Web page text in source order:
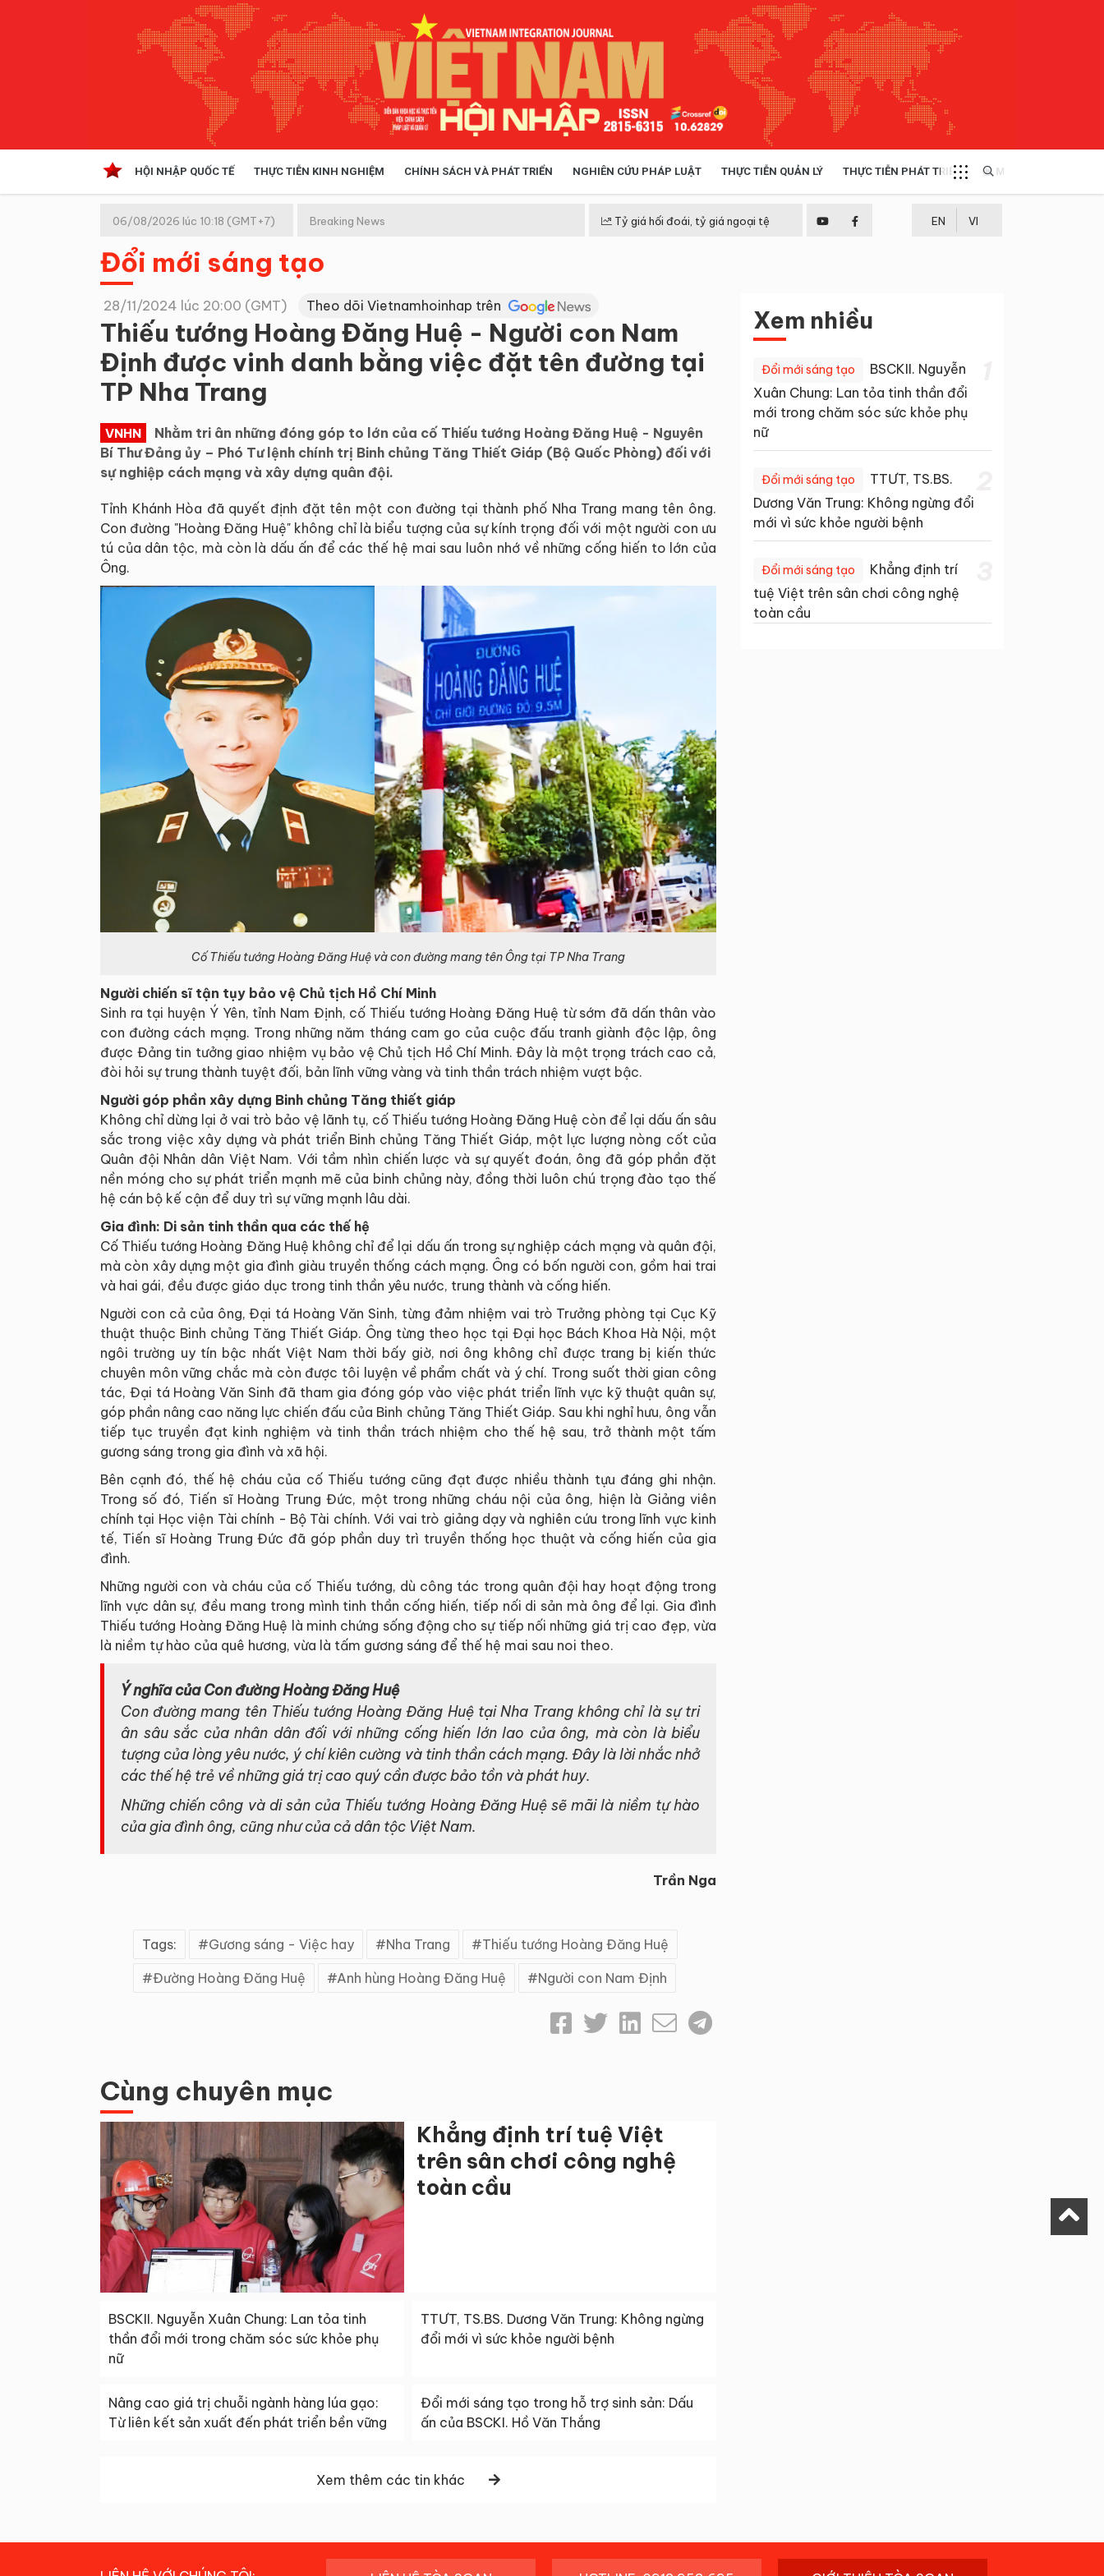
HỘI NHẬP QUỐC TẾ THỰC TIỄN KINH NGHIỆM CHÍNH SÁCH VÀ PHÁT TRIỂN NGHIÊN CỨU PHÁP LUẬT THỰC TIỄN QUẢN LÝ THỰC TIỄN PHÁT TRIỂN MULTIMEDIA
Kinh tế hội nhập
Doanh nghiệp
06/08/2026 lúc 10:18 (GMT+7) Breaking News Tỷ giá hối đoái, tỷ giá ngoại tệ EN VI
Đổi mới sáng tạo
28/11/2024 lúc 20:00 (GMT) Theo dõi Vietnamhoinhap trên
Thiếu tướng Hoàng Đăng Huệ - Người con Nam
Định được vinh danh bằng việc đặt tên đường tại
TP Nha Trang
VNHN
Nhằm tri ân những đóng góp to lớn của cố Thiếu tướng Hoàng Đăng Huệ - Nguyên
Bí Thư Đảng ủy – Phó Tư lệnh chính trị Binh chủng Tăng Thiết Giáp (Bộ Quốc Phòng) đối với
sự nghiệp cách mạng và xây dựng quân đội.
Tỉnh Khánh Hòa đã quyết định đặt tên một con đường tại thành phố Nha Trang mang tên ông.
Con đường "Hoàng Đăng Huệ" không chỉ là biểu tượng của sự kính trọng đối với một người con ưu
tú của dân tộc, mà còn là dấu ấn để các thế hệ mai sau luôn nhớ về những cống hiến to lớn của
Ông.
Cố Thiếu tướng Hoàng Đăng Huệ và con đường mang tên Ông tại TP Nha Trang
Người chiến sĩ tận tụy bảo vệ Chủ tịch Hồ Chí Minh
Sinh ra tại huyện Ý Yên, tỉnh Nam Định, cố Thiếu tướng Hoàng Đăng Huệ từ sớm đã dấn thân vào
con đường cách mạng. Trong những năm tháng cam go của cuộc đấu tranh giành độc lập, ông
được Đảng tin tưởng giao nhiệm vụ bảo vệ Chủ tịch Hồ Chí Minh. Đây là một trọng trách cao cả,
đòi hỏi sự trung thành tuyệt đối, bản lĩnh vững vàng và tinh thần trách nhiệm vượt bậc.
Người góp phần xây dựng Binh chủng Tăng thiết giáp
Không chỉ dừng lại ở vai trò bảo vệ lãnh tụ, cố Thiếu tướng Hoàng Đăng Huệ còn để lại dấu ấn sâu
sắc trong việc xây dựng và phát triển Binh chủng Tăng Thiết Giáp, một lực lượng nòng cốt của
Quân đội Nhân dân Việt Nam. Với tầm nhìn chiến lược và sự quyết đoán, ông đã góp phần đặt
nền móng cho sự phát triển mạnh mẽ của binh chủng này, đồng thời luôn chú trọng đào tạo thế
hệ cán bộ kế cận để duy trì sự vững mạnh lâu dài.
Gia đình: Di sản tinh thần qua các thế hệ
Cố Thiếu tướng Hoàng Đăng Huệ không chỉ để lại dấu ấn trong sự nghiệp cách mạng và quân đội,
mà còn xây dựng một gia đình giàu truyền thống cách mạng. Ông có bốn người con, gồm hai trai
và hai gái, đều được giáo dục trong tinh thần yêu nước, trung thành và cống hiến.
Người con cả của ông, Đại tá Hoàng Văn Sinh, từng đảm nhiệm vai trò Trưởng phòng tại Cục Kỹ
thuật thuộc Binh chủng Tăng Thiết Giáp. Ông từng theo học tại Đại học Bách Khoa Hà Nội, một
ngôi trường uy tín bậc nhất Việt Nam thời bấy giờ, nơi ông không chỉ được trang bị kiến thức
chuyên môn vững chắc mà còn được tôi luyện về phẩm chất và ý chí. Trong suốt thời gian công
tác, Đại tá Hoàng Văn Sinh đã tham gia đóng góp vào việc phát triển lĩnh vực kỹ thuật quân sự,
góp phần nâng cao năng lực chiến đấu của Binh chủng Tăng Thiết Giáp. Sau khi nghỉ hưu, ông vẫn
tiếp tục truyền đạt kinh nghiệm và tinh thần trách nhiệm cho thế hệ sau, trở thành một tấm
gương sáng trong gia đình và xã hội.
Bên cạnh đó, thế hệ cháu của cố Thiếu tướng cũng đạt được nhiều thành tựu đáng ghi nhận.
Trong số đó, Tiến sĩ Hoàng Trung Đức, một trong những cháu nội của ông, hiện là Giảng viên
chính tại Học viện Tài chính - Bộ Tài chính. Với vai trò giảng dạy và nghiên cứu trong lĩnh vực kinh
tế, Tiến sĩ Hoàng Trung Đức đã góp phần duy trì truyền thống học thuật và cống hiến của gia
đình.
Những người con và cháu của cố Thiếu tướng, dù công tác trong quân đội hay hoạt động trong
lĩnh vực dân sự, đều mang trong mình tinh thần cống hiến, tiếp nối di sản mà ông để lại. Gia đình
Thiếu tướng Hoàng Đăng Huệ là minh chứng sống động cho sự tiếp nối những giá trị cao đẹp, vừa
là niềm tự hào của quê hương, vừa là tấm gương sáng để thế hệ mai sau noi theo.
Ý nghĩa của Con đường Hoàng Đăng Huệ
Con đường mang tên Thiếu tướng Hoàng Đăng Huệ tại Nha Trang không chỉ là sự tri
ân sâu sắc của nhân dân đối với những cống hiến lớn lao của ông, mà còn là biểu
tượng của lòng yêu nước, ý chí kiên cường và tinh thần cách mạng. Đây là lời nhắc nhở
các thế hệ trẻ về những giá trị cao quý cần được bảo tồn và phát huy.
Những chiến công và di sản của Thiếu tướng Hoàng Đăng Huệ sẽ mãi là niềm tự hào
của gia đình ông, cũng như của cả dân tộc Việt Nam.
Trần Nga
Tags: Gương sáng - Việc hay Nha Trang Thiếu tướng Hoàng Đăng Huệ
Đường Hoàng Đăng Huệ Anh hùng Hoàng Đăng Huệ Người con Nam Định
Cùng chuyên mục
Khẳng định trí tuệ Việt
trên sân chơi công nghệ
toàn cầu
BSCKII. Nguyễn Xuân Chung: Lan tỏa tinh
thần đổi mới trong chăm sóc sức khỏe phụ
nữ
TTƯT, TS.BS. Dương Văn Trung: Không ngừng
đổi mới vì sức khỏe người bệnh
Nâng cao giá trị chuỗi ngành hàng lúa gạo:
Từ liên kết sản xuất đến phát triển bền vững
Đổi mới sáng tạo trong hỗ trợ sinh sản: Dấu
ấn của BSCKI. Hồ Văn Thắng
Xem thêm các tin khác
Xem nhiều
Đổi mới sáng tạo
BSCKII. Nguyễn
Xuân Chung: Lan tỏa tinh thần đổi
mới trong chăm sóc sức khỏe phụ
nữ
Đổi mới sáng tạo
TTƯT, TS.BS.
Dương Văn Trung: Không ngừng đổi
mới vì sức khỏe người bệnh
Đổi mới sáng tạo
Khẳng định trí
tuệ Việt trên sân chơi công nghệ
toàn cầu